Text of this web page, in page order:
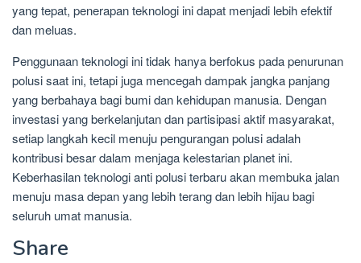
yang tepat, penerapan teknologi ini dapat menjadi lebih efektif
dan meluas.
Penggunaan teknologi ini tidak hanya berfokus pada penurunan
polusi saat ini, tetapi juga mencegah dampak jangka panjang
yang berbahaya bagi bumi dan kehidupan manusia. Dengan
investasi yang berkelanjutan dan partisipasi aktif masyarakat,
setiap langkah kecil menuju pengurangan polusi adalah
kontribusi besar dalam menjaga kelestarian planet ini.
Keberhasilan teknologi anti polusi terbaru akan membuka jalan
menuju masa depan yang lebih terang dan lebih hijau bagi
seluruh umat manusia.
Share